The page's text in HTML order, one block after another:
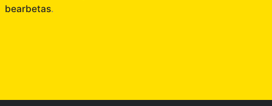
bearbetas.